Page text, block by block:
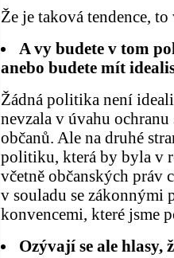
Že je taková tendence,
A vy budete v tom
anebo budete mít
Žádná politika není
nevzala v úvahu
občanů. Ale na druhé
politiku, která by byla v
včetně občanských práv
v souladu se zákonnými
konvencemi, které jsme
Ozývají se ale hlasy,